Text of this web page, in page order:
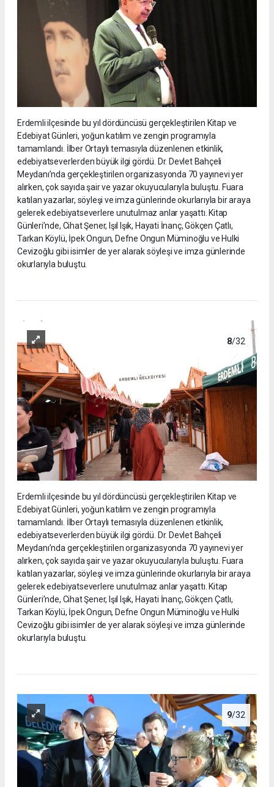
Erdemli ilçesinde bu yıl dördüncüsü gerçekleştirilen Kitap ve
Edebiyat Günleri, yoğun katılım ve zengin programıyla
tamamlandı. İlber Ortaylı temasıyla düzenlenen etkinlik,
edebiyatseverlerden büyük ilgi gördü. Dr. Devlet Bahçeli
Meydanı’nda gerçekleştirilen organizasyonda 70 yayınevi yer
alırken, çok sayıda şair ve yazar okuyucularıyla buluştu. Fuara
katılan yazarlar, söyleşi ve imza günlerinde okurlarıyla bir araya
gelerek edebiyatseverlere unutulmaz anlar yaşattı. Kitap
Günleri’nde, Cihat Şener, Işıl Işık, Hayati İnanç, Gökçen Çatlı,
Tarkan Köylü, İpek Ongun, Defne Ongun Müminoğlu ve Hulki
Cevizoğlu gibi isimler de yer alarak söyleşi ve imza günlerinde
okurlarıyla buluştu.
8/32
Erdemli ilçesinde bu yıl dördüncüsü gerçekleştirilen Kitap ve
Edebiyat Günleri, yoğun katılım ve zengin programıyla
tamamlandı. İlber Ortaylı temasıyla düzenlenen etkinlik,
edebiyatseverlerden büyük ilgi gördü. Dr. Devlet Bahçeli
Meydanı’nda gerçekleştirilen organizasyonda 70 yayınevi yer
alırken, çok sayıda şair ve yazar okuyucularıyla buluştu. Fuara
katılan yazarlar, söyleşi ve imza günlerinde okurlarıyla bir araya
gelerek edebiyatseverlere unutulmaz anlar yaşattı. Kitap
Günleri’nde, Cihat Şener, Işıl Işık, Hayati İnanç, Gökçen Çatlı,
Tarkan Köylü, İpek Ongun, Defne Ongun Müminoğlu ve Hulki
Cevizoğlu gibi isimler de yer alarak söyleşi ve imza günlerinde
okurlarıyla buluştu.
9/32